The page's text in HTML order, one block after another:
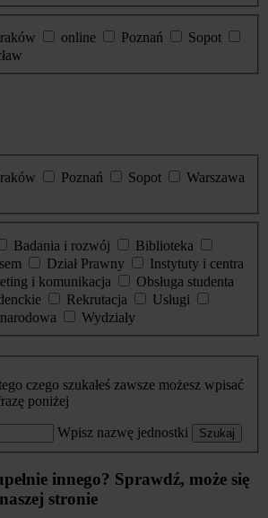
online Poznań
Sopot
Poznań Sopot
Warszawa
Badania i rozwój
Biblioteka
Dział Prawny
Instytuty i centra
i komunikacja
Obsługa studenta
Rekrutacja
Usługi
Wydziały
czego szukałeś zawsze możesz wpisać
poniżej
Wpisz nazwę jednostki Szukaj
innego? Sprawdź, może się
stronie